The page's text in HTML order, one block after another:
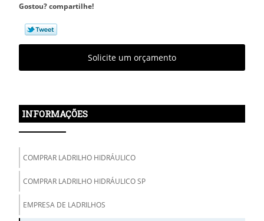
Gostou? compartilhe!
Solicite um orçamento
INFORMAÇÕES
COMPRAR LADRILHO HIDRÁULICO
COMPRAR LADRILHO HIDRÁULICO SP
EMPRESA DE LADRILHOS